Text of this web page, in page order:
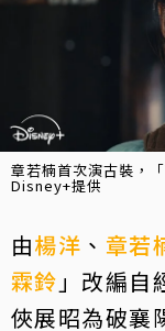
章若楠首次演古裝，
Disney+提供
由楊洋 、 章若
霖鈴 」改編自
俠展昭為破襄